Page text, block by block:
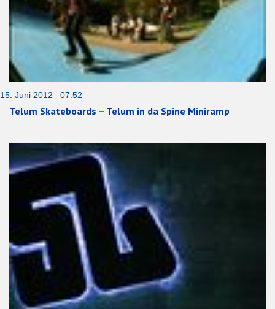
15. Juni 2012 07:52
Telum Skateboards – Telum in da Spine Miniramp